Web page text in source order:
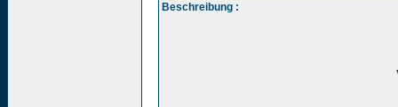
Beschreibung :